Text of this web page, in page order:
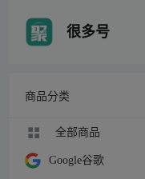
很多号
商品分类
全部商品
Google谷歌